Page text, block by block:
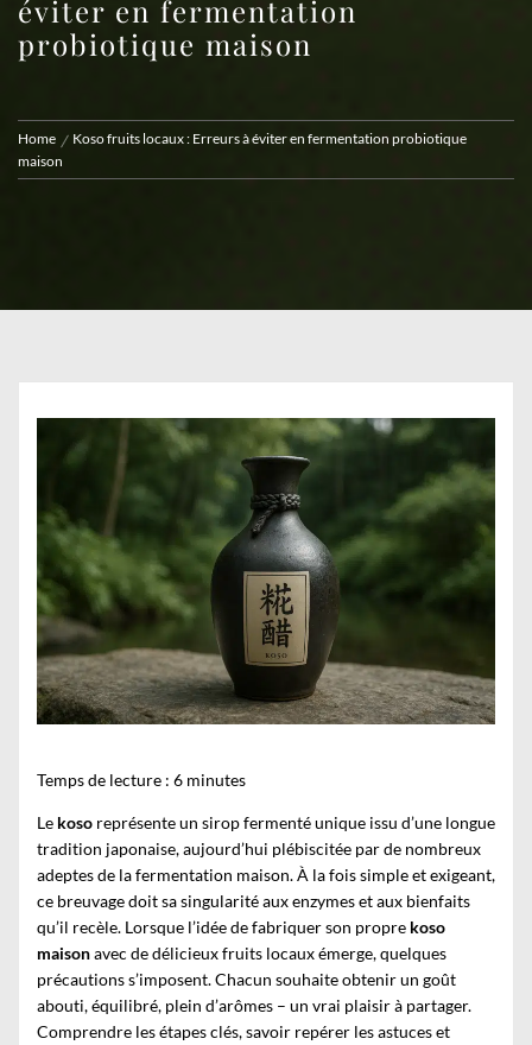
éviter en fermentation
probiotique maison
Home
Koso fruits locaux : Erreurs à éviter en fermentation probiotique
maison
Temps de lecture : 6 minutes
Le koso représente un sirop fermenté unique issu d’une longue
tradition japonaise, aujourd’hui plébiscitée par de nombreux
adeptes de la fermentation maison. À la fois simple et exigeant,
ce breuvage doit sa singularité aux enzymes et aux bienfaits
qu’il recèle. Lorsque l’idée de fabriquer son propre koso
maisonavec de délicieux fruits locaux émerge, quelques
précautions s’imposent. Chacun souhaite obtenir un goût
abouti, équilibré, plein d’arômes – un vrai plaisir à partager.
Comprendre les étapes clés, savoir repérer les astuces et